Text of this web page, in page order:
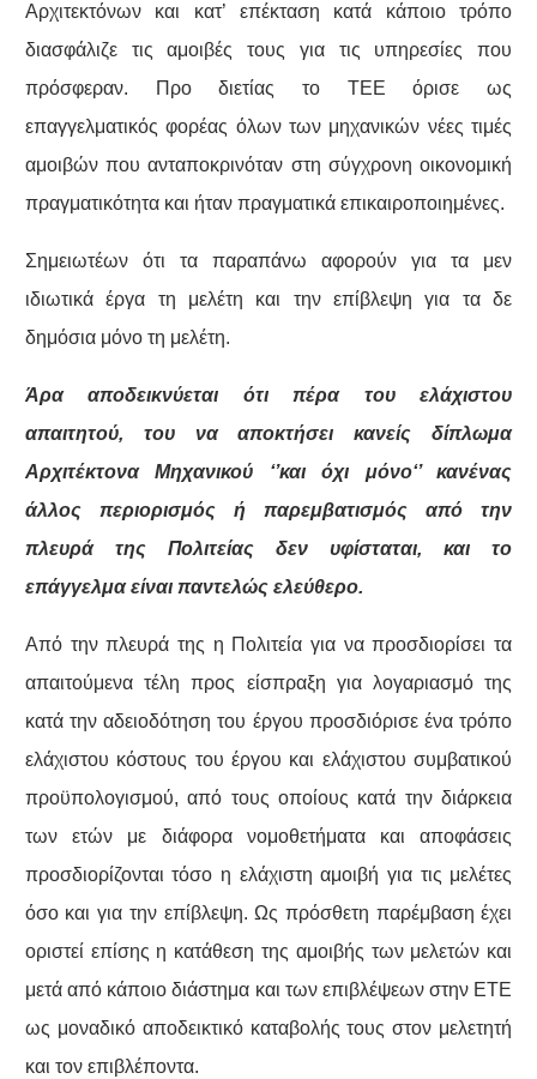
Αρχιτεκτόνων και κατ’ επέκταση κατά κάποιο τρόπο
διασφάλιζε τις αμοιβές τους για τις υπηρεσίες που
πρόσφεραν. Προ διετίας το ΤΕΕ όρισε ως
επαγγελματικός φορέας όλων των μηχανικών νέες τιμές
αμοιβών που ανταποκρινόταν στη σύγχρονη οικονομική
πραγματικότητα και ήταν πραγματικά επικαιροποιημένες.
Σημειωτέων ότι τα παραπάνω αφορούν για τα μεν
ιδιωτικά έργα τη μελέτη και την επίβλεψη για τα δε
δημόσια μόνο τη μελέτη.
Άρα αποδεικνύεται ότι πέρα του ελάχιστου
απαιτητού, του να αποκτήσει κανείς δίπλωμα
Αρχιτέκτονα Μηχανικού ‘’και όχι μόνο‘’ κανένας
άλλος περιορισμός ή παρεμβατισμός από την
πλευρά της Πολιτείας δεν υφίσταται, και το
επάγγελμα είναι παντελώς ελεύθερο.
Από την πλευρά της η Πολιτεία για να προσδιορίσει τα
απαιτούμενα τέλη προς είσπραξη για λογαριασμό της
κατά την αδειοδότηση του έργου προσδιόρισε ένα τρόπο
ελάχιστου κόστους του έργου και ελάχιστου συμβατικού
προϋπολογισμού, από τους οποίους κατά την διάρκεια
των ετών με διάφορα νομοθετήματα και αποφάσεις
προσδιορίζονται τόσο η ελάχιστη αμοιβή για τις μελέτες
όσο και για την επίβλεψη. Ως πρόσθετη παρέμβαση έχει
οριστεί επίσης η κατάθεση της αμοιβής των μελετών και
μετά από κάποιο διάστημα και των επιβλέψεων στην ΕΤΕ
ως μοναδικό αποδεικτικό καταβολής τους στον μελετητή
και τον επιβλέποντα.